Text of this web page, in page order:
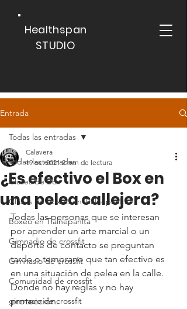
Healthspan
STUDIO
Entrada
Todas las entradas
Clases de Box
Clases de boxeo en Tlalnepanlta
Boxeo en Tlalnepanlta
Gimnadio de crossfit
Gimnasio de crossfit
Comunidad de crossfit
gimnasio de crossfit
Todas las entradas
¿Es efectivo el Box en
una pelea callejera?
Calavera
19 oct 2021 2 min de lectura
Todas las personas que se interesan
por aprender un arte marcial o un
deporte de contacto se preguntan
tarde o temprano que tan efectivo es
en una situación de pelea en la calle.
Donde no hay reglas y no hay
protección.